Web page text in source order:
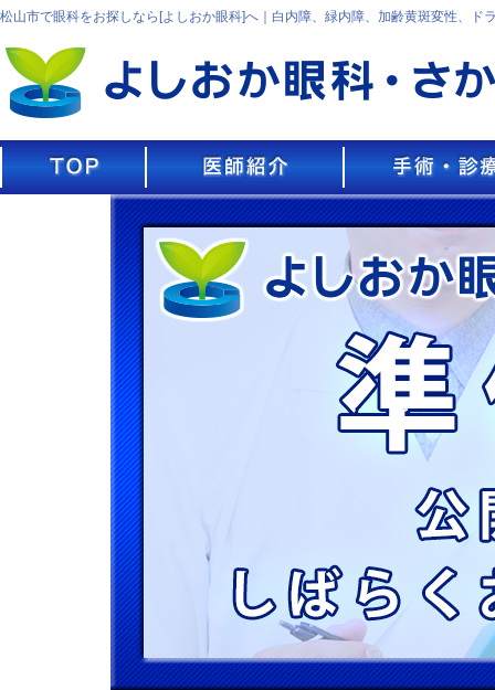
松山市で眼科をお探しなら[よしおか眼科]へ｜白内障、緑内障、加齢黄斑変性、